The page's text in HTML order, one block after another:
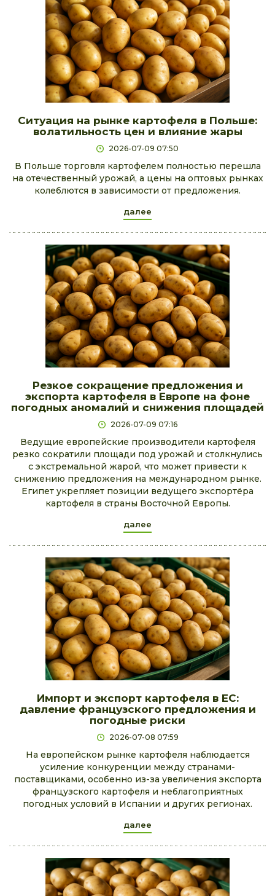
Ситуация на рынке картофеля в Польше:
волатильность цен и влияние жары
2026-07-09 07:50
В Польше торговля картофелем полностью перешла
на отечественный урожай, а цены на оптовых рынках
колеблются в зависимости от предложения.
далее
Резкое сокращение предложения и
экспорта картофеля в Европе на фоне
погодных аномалий и снижения площадей
2026-07-09 07:16
Ведущие европейские производители картофеля
резко сократили площади под урожай и столкнулись
с экстремальной жарой, что может привести к
снижению предложения на международном рынке.
Египет укрепляет позиции ведущего экспортёра
картофеля в страны Восточной Европы.
далее
Импорт и экспорт картофеля в ЕС:
давление французского предложения и
погодные риски
2026-07-08 07:59
На европейском рынке картофеля наблюдается
усиление конкуренции между странами-
поставщиками, особенно из-за увеличения экспорта
французского картофеля и неблагоприятных
погодных условий в Испании и других регионах.
далее